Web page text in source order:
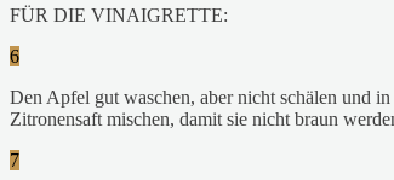
FÜR DIE VINAIGRETTE:
6
Den Apfel gut waschen, aber nicht schälen und
Zitronensaft mischen, damit sie nicht braun
7